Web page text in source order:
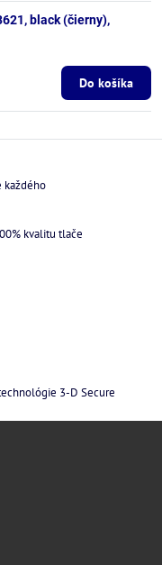
black (čierny),
Do košíka
každého
kvalitu tlače
3-D Secure